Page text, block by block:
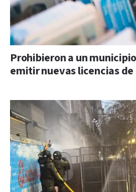
Prohibieron a un
emitir nuevas licencias